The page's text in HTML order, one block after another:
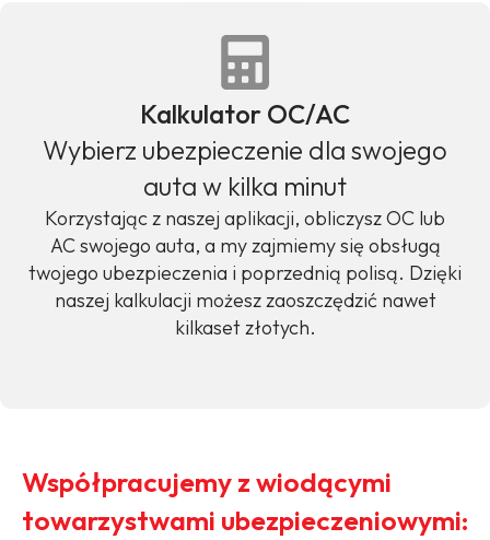
Kalkulator OC/AC
Wybierz ubezpieczenie dla swojego
auta w kilka minut
Korzystając z naszej aplikacji, obliczysz OC lub
AC swojego auta, a my zajmiemy się obsługą
twojego ubezpieczenia i poprzednią polisą. Dzięki
naszej kalkulacji możesz zaoszczędzić nawet
kilkaset złotych.
Współpracujemy z wiodącymi
towarzystwami ubezpieczeniowymi: